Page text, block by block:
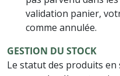
validation panier,
comme annulée.
GESTION DU STOCK
Le statut des produits